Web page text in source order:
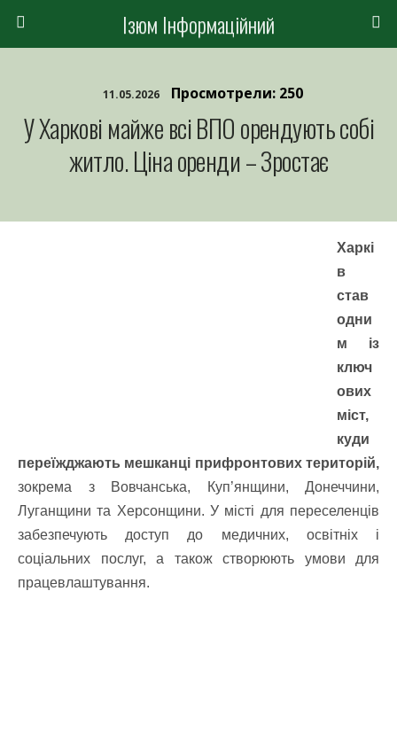
Ізюм Інформаційний
11.05.2026 Просмотрели: 250
У Харкові майже всі ВПО орендують собі
житло. Ціна оренди – Зростає
Харкі
в
став
одни
м із
ключ
ових
міст,
куди
переїжджають мешканці прифронтових територій,
зокрема з Вовчанська, Куп’янщини, Донеччини,
Луганщини та Херсонщини. У місті для переселенців
забезпечують доступ до медичних, освітніх і
соціальних послуг, а також створюють умови для
працевлаштування.